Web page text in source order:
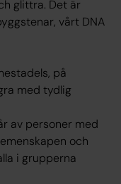
glittra. Det är
vårt DNA
på
med tydlig
av personer med
och
i grupperna